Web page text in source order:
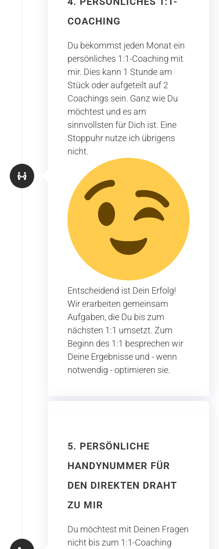
COACHING
Du bekommst jeden Monat ein
persönliches 1:1-Coaching mit
mir. Dies kann 1 Stunde am
Stück oder aufgeteilt auf 2
Coachings sein. Ganz wie Du
möchtest und es am
sinnvollsten für Dich ist. Eine
Stoppuhr nutze ich übrigens
nicht.
Entscheidend ist Dein Erfolg!
Wir erarbeiten gemeinsam
Aufgaben, die Du bis zum
nächsten 1:1 umsetzt. Zum
Beginn des 1:1 besprechen wir
Deine Ergebnisse und - wenn
notwendig - optimieren sie.
5. PERSÖNLICHE
HANDYNUMMER FÜR
DEN DIREKTEN DRAHT
ZU MIR
Du möchtest mit Deinen Fragen
nicht bis zum 1:1-Coaching